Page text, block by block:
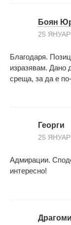
Боян
25
Благодаря.
изразявам. Дано
среща, за да е
Георги
25
Адмирации.
интересно!